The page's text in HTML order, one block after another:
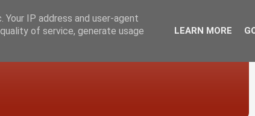
IP address and user-agent
of service, generate usage
LEARN MORE